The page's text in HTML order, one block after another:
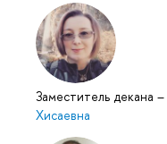
Заместитель декана –
Хисаевна